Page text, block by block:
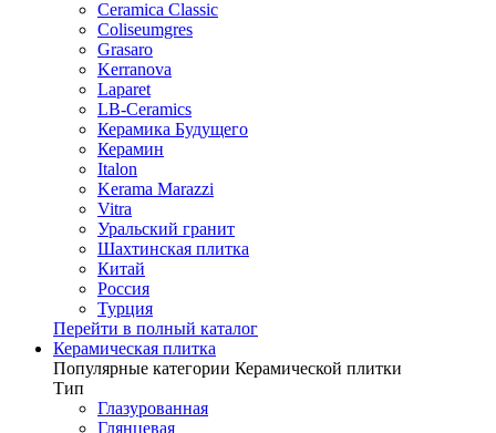
Ceramica Classic
Coliseumgres
Grasaro
Kerranova
Laparet
LB-Ceramics
Керамика Будущего
Керамин
Italon
Kerama Marazzi
Vitra
Уральский гранит
Шахтинская плитка
Китай
Россия
Турция
Перейти в полный каталог
Керамическая плитка
Популярные категории Керамической плитки
Тип
Глазурованная
Глянцевая